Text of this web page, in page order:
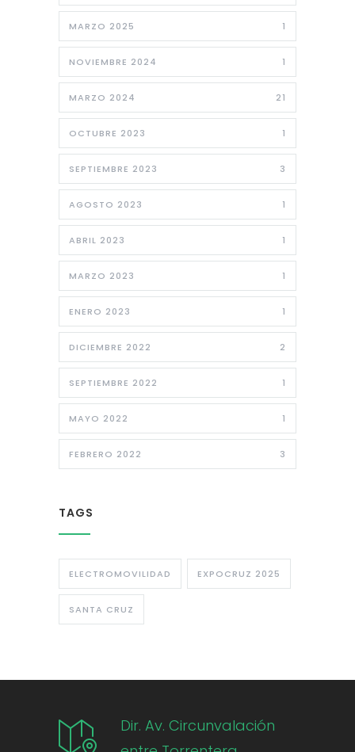
MARZO 2025 1
NOVIEMBRE 2024 1
MARZO 2024 21
OCTUBRE 2023 1
SEPTIEMBRE 2023 3
AGOSTO 2023 1
ABRIL 2023 1
MARZO 2023 1
ENERO 2023 1
DICIEMBRE 2022 2
SEPTIEMBRE 2022 1
MAYO 2022 1
FEBRERO 2022 3
TAGS
ELECTROMOVILIDAD EXPOCRUZ 2025
SANTA CRUZ
Dir. Av. Circunvalación